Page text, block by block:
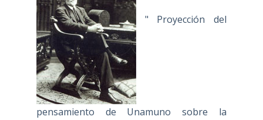
" Proyección del
pensamiento de Unamuno sobre la